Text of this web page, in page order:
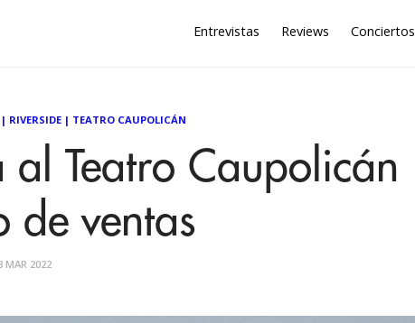
Entrevistas Reviews Conciertos
RIVERSIDE| TEATRO CAUPOLICÁN
al Teatro Caupolicán
de ventas
MAR 2022